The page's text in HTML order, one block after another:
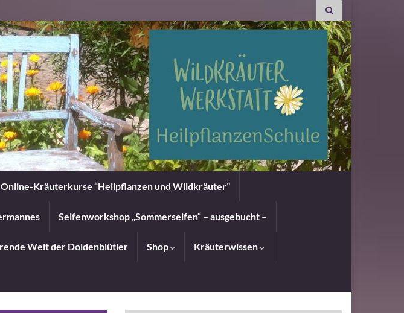
Online-Kräuterkurse “Heilpflanzen und Wildkräuter”
Seifenworkshop „Sommerseifen“ – ausgebucht –
Welt der Doldenblütler Shop Kräuterwissen